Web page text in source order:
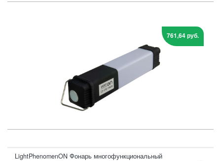
761,64 руб.
LightPhenomenON Фонарь многофункциональный